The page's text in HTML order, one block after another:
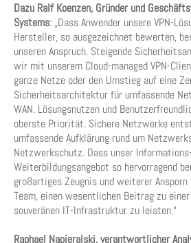
Dazu Ralf Koenzen, Gründer und
Systems: „Dass Anwender unsere VPN-
Hersteller, so ausgezeichnet bewerten,
unseren Anspruch. Steigende
wir mit unserem Cloud-managed VPN-
ganze Netze oder den Umstieg auf eine
Sicherheitsarchitektur für umfassende
WAN. Lösungsnutzen und
oberste Priorität. Sichere Netzwerke
umfassende Aufklärung rund um
Netzwerkschutz. Dass unser
Weiterbildungsangebot so hervorragend
großartiges Zeugnis und weiterer Ansporn
Team, einen wesentlichen Beitrag zu
souveränen IT-Infrastruktur zu leisten.“
Raphael Napieralski, verantwortlicher